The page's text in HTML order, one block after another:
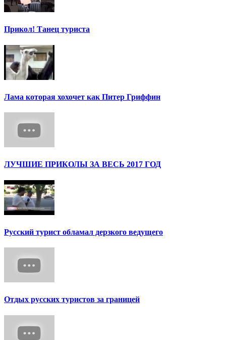
Прикол! Танец туриста
Лама которая хохочет как Питер Гриффин
ЛУЧШИЕ ПРИКОЛЫ ЗА ВЕСЬ 2017 ГОД
Русский турист обламал дерзкого ведущего
Отдых русских туристов за границей